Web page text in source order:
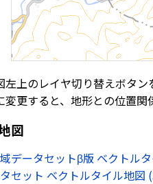
左上のレイヤ切り替えボタ
更すると、地形との位置関
図
データセットβ版 ベクトル
セット ベクトルタイル地図